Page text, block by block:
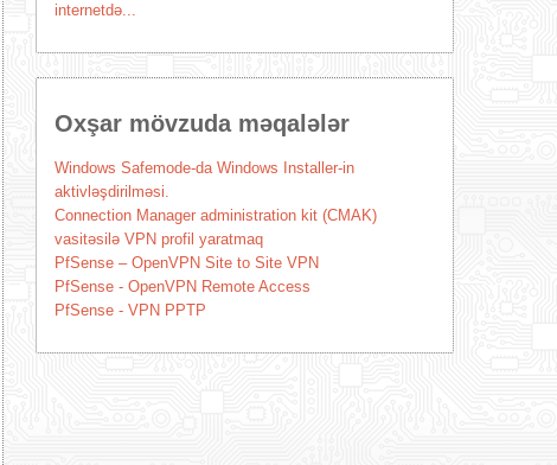
internetdə...
Oxşar mövzuda məqalələr
Windows Safemode-da Windows Installer-in
aktivləşdirilməsi.
Connection Manager administration kit (CMAK)
vasitəsilə VPN profil yaratmaq
PfSense – OpenVPN Site to Site VPN
PfSense - OpenVPN Remote Access
PfSense - VPN PPTP